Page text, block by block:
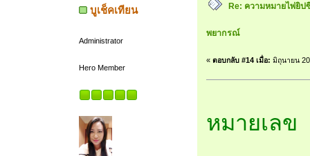
บูเช็คเทียน
Administrator
Hero Member
Re: ความหมายไพ่ยิป
พยากรณ์
« ตอบกลับ #14 เมื่อ: มิถุนายน
หมายเลข